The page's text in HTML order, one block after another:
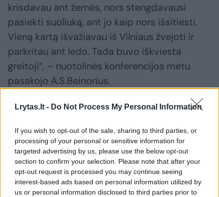
Lrytas.lt - Do Not Process My Personal Information
If you wish to opt-out of the sale, sharing to third parties, or
processing of your personal or sensitive information for
targeted advertising by us, please use the below opt-out
section to confirm your selection. Please note that after your
opt-out request is processed you may continue seeing
interest-based ads based on personal information utilized by
us or personal information disclosed to third parties prior to
krisdavau ant žemės, nors stengdavausi
pasiekti suoliuką, ant jo kaip nors išsitiesti.
Vieną kartą išvažiavau iš Vilniaus žvejoti ir
parkritau ant ledo. Tada buvo iškviesta
greitoji“, – nuotolinės konferencijos metu
pasakojo A.S.Beinorius.
Kai susiaurėja širdies aorta, smegenys gauna
per mažai kraujo, tuo pačiu ir deguonies.
Dėsninga, kad sutrikimas išryškėja fizinio
krūvio metu.
„Sąmonės netekimai arba alpimai yra vienas